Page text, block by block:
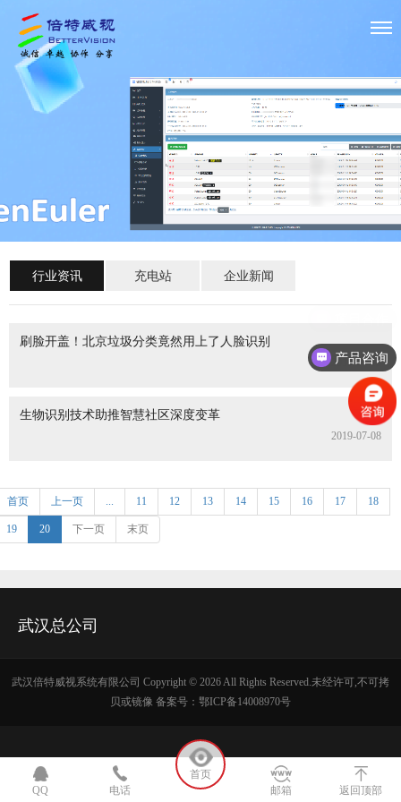
行业资讯 充电站 企业新闻
刷脸开盖！北京垃圾分类竟然用上了人脸识别
2019-07-12
生物识别技术助推智慧社区深度变革
2019-07-08
首页 上一页 ... 11 12 13 14 15 16 17 18
19 20 下一页 末页
武汉总公司
武汉倍特威视系统有限公司 Copyright © 2026 All Rights Reserved.未经许可,不可拷
贝或镜像 备案号： 鄂ICP备14008970号
QQ 电话
首页
邮箱
返回顶部
产品咨询